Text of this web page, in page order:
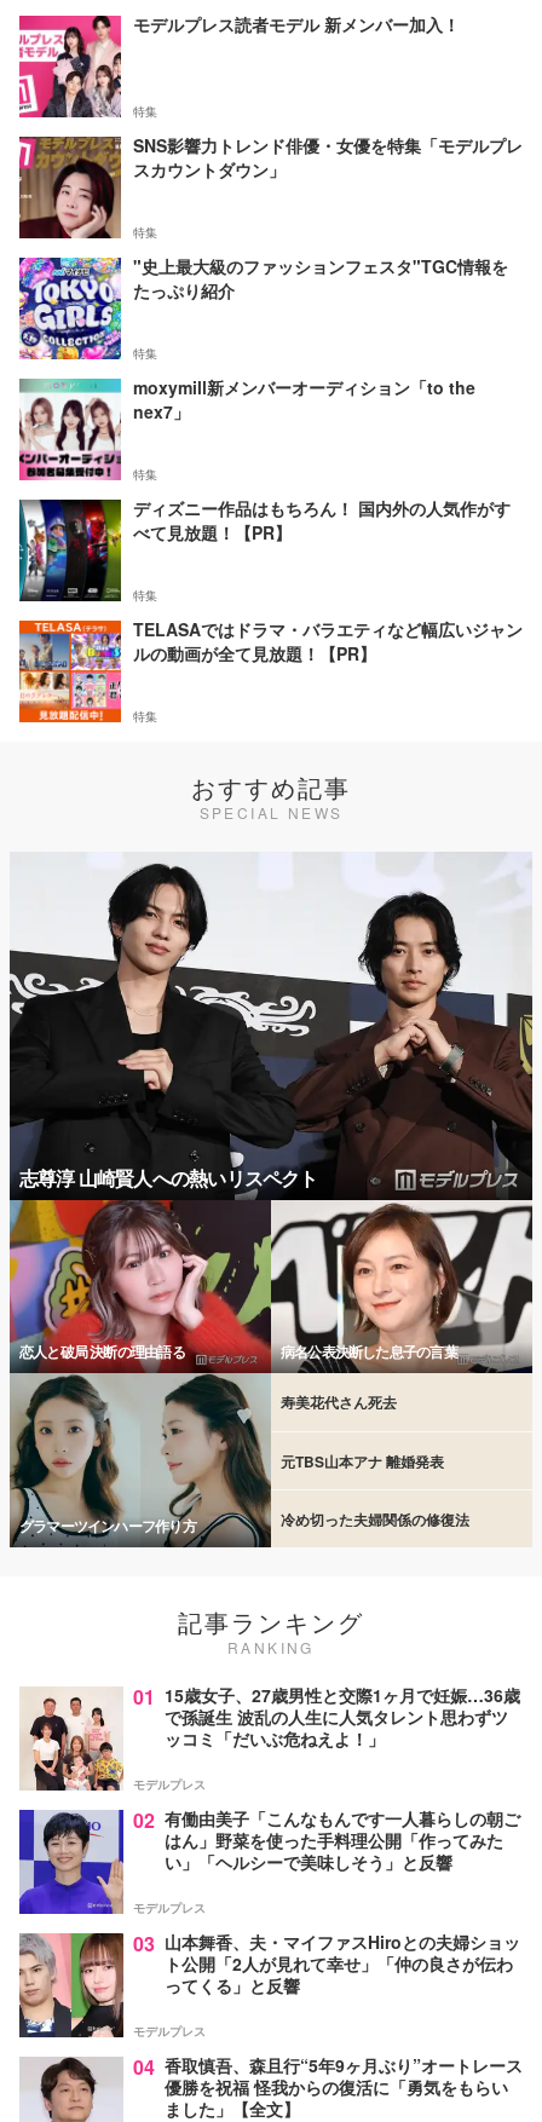
モデルプレス読者モデル 新メンバー加入！
特集
SNS影響力トレンド俳優・女優を特集「モデルプレ
スカウントダウン」
特集
"史上最大級のファッションフェスタ"TGC情報を
たっぷり紹介
特集
moxymill新メンバーオーディション「to the
nex7」
特集
ディズニー作品はもちろん！ 国内外の人気作がす
べて見放題！【PR】
特集
TELASAではドラマ・バラエティなど幅広いジャン
ルの動画が全て見放題！【PR】
特集
おすすめ記事
SPECIAL NEWS
志尊淳 山崎賢人への熱いリスペクト
恋人と破局 決断の理由語る 病名公表決断した息子の言葉
グラマーツインハーフ作り方
寿美花代さん死去
元TBS山本アナ 離婚発表
冷め切った夫婦関係の修復法
記事ランキング
RANKING
01 15歳女子、27歳男性と交際1ヶ月で妊娠…36歳
で孫誕生 波乱の人生に人気タレント思わずツ
ッコミ「だいぶ危ねえよ！」
モデルプレス
02 有働由美子「こんなもんです一人暮らしの朝ご
はん」野菜を使った手料理公開「作ってみた
い」「ヘルシーで美味しそう」と反響
モデルプレス
03 山本舞香、夫・マイファスHiroとの夫婦ショッ
ト公開「2人が見れて幸せ」「仲の良さが伝わ
ってくる」と反響
モデルプレス
04 香取慎吾、森且行“5年9ヶ月ぶり”オートレース
優勝を祝福 怪我からの復活に「勇気をもらい
ました」【全文】